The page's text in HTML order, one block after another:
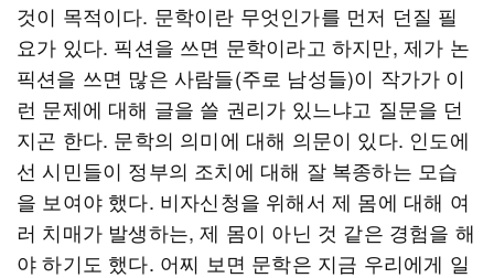
것이 목적이다. 문학이란 무엇인가를 먼저 던질 필
요가 있다. 픽션을 쓰면 문학이라고 하지만, 제가 논
픽션을 쓰면 많은 사람들(주로 남성들)이 작가가 이
런 문제에 대해 글을 쓸 권리가 있느냐고 질문을 던
지곤 한다. 문학의 의미에 대해 의문이 있다. 인도에
선 시민들이 정부의 조치에 대해 잘 복종하는 모습
을 보여야 했다. 비자신청을 위해서 제 몸에 대해 여
러 치매가 발생하는, 제 몸이 아닌 것 같은 경험을 해
야 하기도 했다. 어찌 보면 문학은 지금 우리에게 일